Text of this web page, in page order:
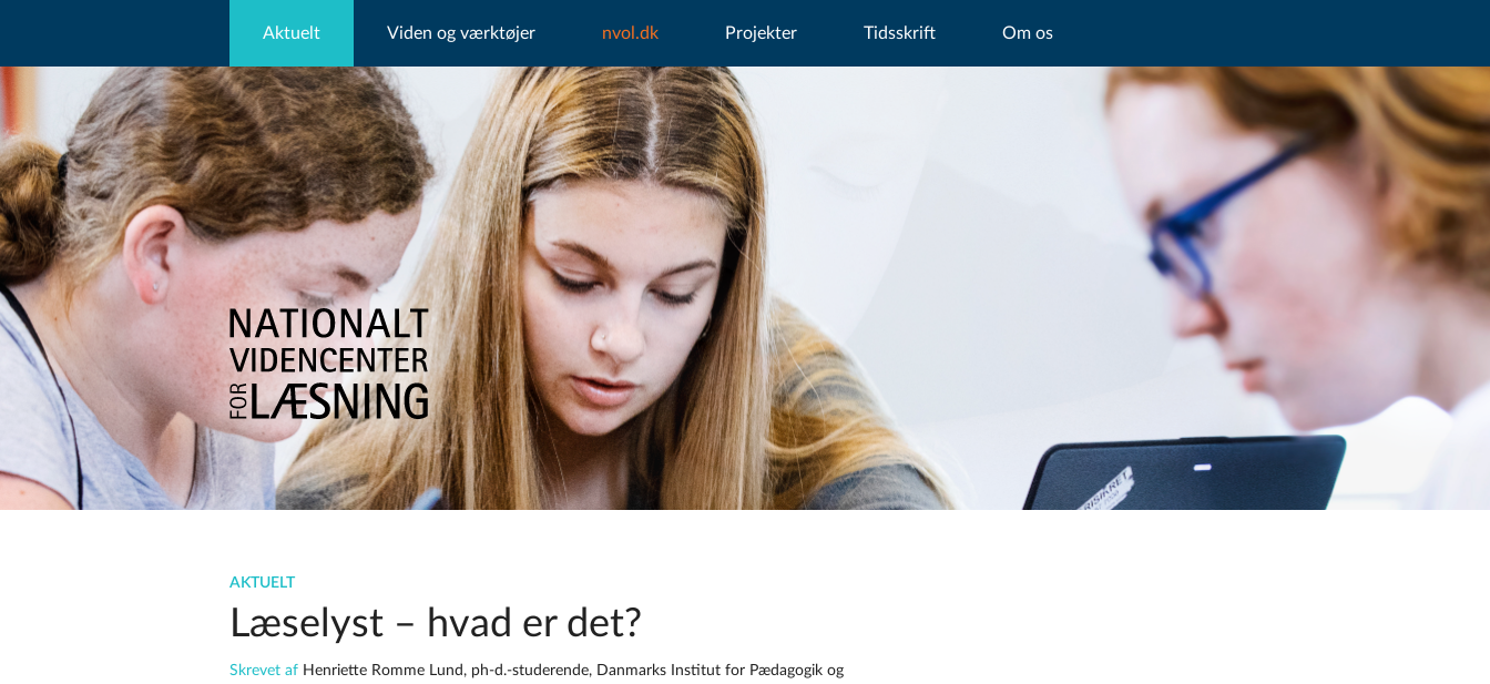
Aktuelt Viden og værktøjer nvol.dk Projekter Tidsskrift Om os
AKTUELT
Læselyst – hvad er det?
Skrevet af Henriette Romme Lund, ph-d.-studerende, Danmarks Institut for Pædagogik og